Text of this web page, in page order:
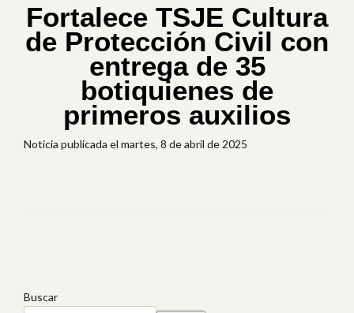
Fortalece TSJE Cultura
de Protección Civil con
entrega de 35
botiquienes de
primeros auxilios
Noticia publicada el martes, 8 de abril de 2025
Buscar